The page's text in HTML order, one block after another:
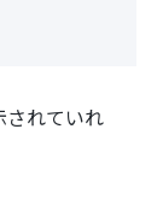
れていれ